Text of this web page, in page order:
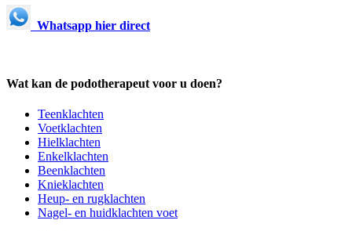
Whatsapp hier direct
Wat kan de podotherapeut voor u doen?
Teenklachten
Voetklachten
Hielklachten
Enkelklachten
Beenklachten
Knieklachten
Heup- en rugklachten
Nagel- en huidklachten voet